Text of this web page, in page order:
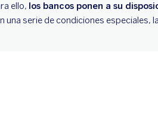
ello, los bancos ponen a su
una serie de condiciones especiales,